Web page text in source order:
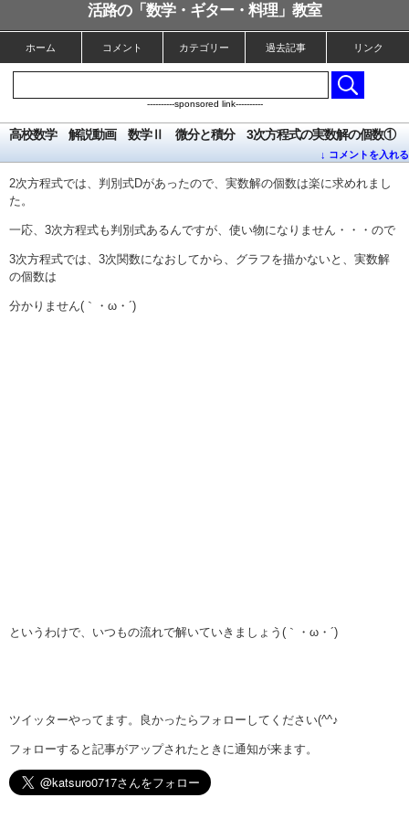
活路の「数学・ギター・料理」教室
ホーム コメント カテゴリー 過去記事 リンク
----------sponsored link----------
高校数学 解説動画 数学Ⅱ 微分と積分 3次方程式の実数解の個数①
↓ コメントを入れる
2次方程式では、判別式Dがあったので、実数解の個数は楽に求めれまし
た。
一応、3次方程式も判別式あるんですが、使い物になりません・・・ので
3次方程式では、3次関数になおしてから、グラフを描かないと、実数解
の個数は
分かりません(｀・ω・´)
というわけで、いつもの流れで解いていきましょう(｀・ω・´)
ツイッターやってます。良かったらフォローしてください(^^♪
フォローすると記事がアップされたときに通知が来ます。